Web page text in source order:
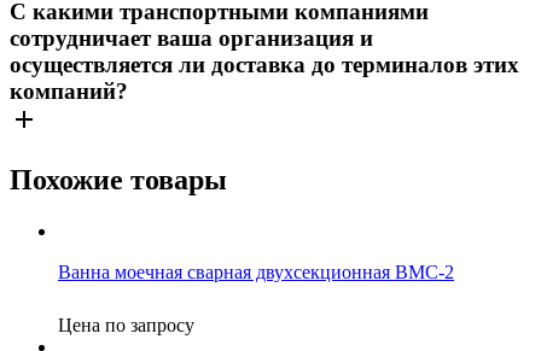
С какими транспортными компаниями
сотрудничает ваша организация и
осуществляется ли доставка до терминалов этих
компаний?
Похожие товары
Ванна моечная сварная двухсекционная ВМС-2
Цена по запросу